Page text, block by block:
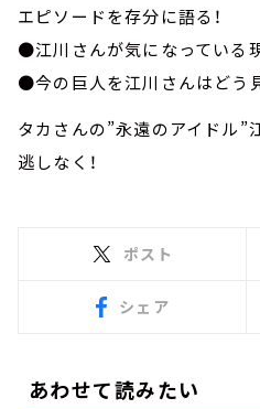
エピソードを存分に語る！
●江川さんが気になっている
●今の巨人を江川さんはどう
タカさんの”永遠のアイドル”
逃しなく！
ポスト
シェア
あわせて読みたい